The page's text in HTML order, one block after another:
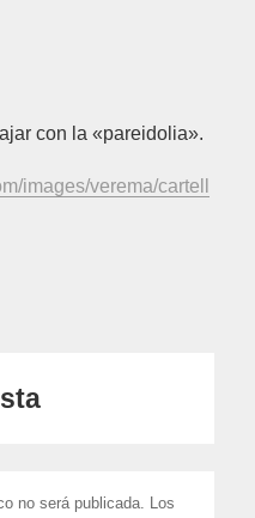
con la «pareidolia».
images/verema/cartell
no será publicada. Los